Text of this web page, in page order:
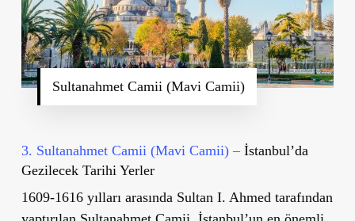
Sultanahmet Camii (Mavi Camii)
3. Sultanahmet Camii (Mavi Camii) – İstanbul’da
Gezilecek Tarihi Yerler
1609-1616 yılları arasında Sultan I. Ahmed tarafından